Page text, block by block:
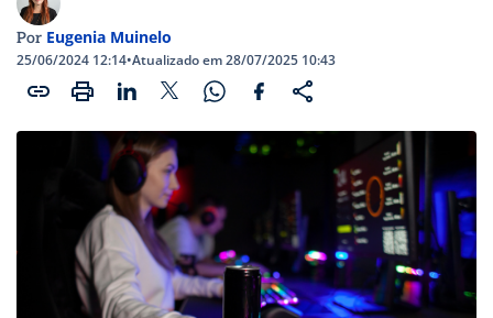
Por Eugenia Muinelo
25/06/2024 12:14•Atualizado em 28/07/2025 10:43